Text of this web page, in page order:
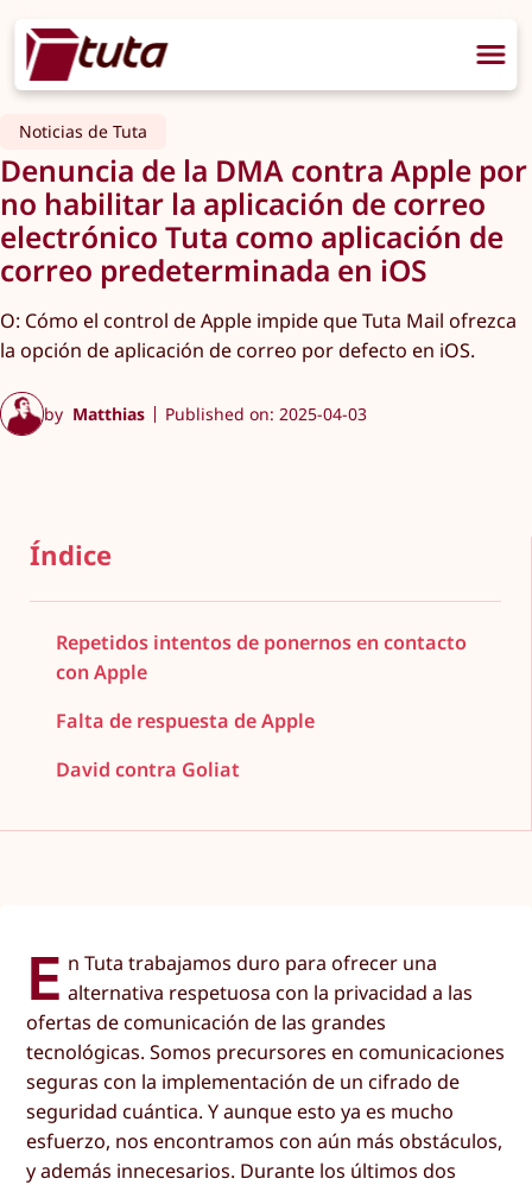
Noticias de Tuta
Denuncia de la DMA contra Apple por
no habilitar la aplicación de correo
electrónico Tuta como aplicación de
correo predeterminada en iOS
O: Cómo el control de Apple impide que Tuta Mail ofrezca
la opción de aplicación de correo por defecto en iOS.
by Matthias Published on: 2025-04-03
Índice
Repetidos intentos de ponernos en contacto
con Apple
Falta de respuesta de Apple
David contra Goliat
E n Tuta trabajamos duro para ofrecer una
alternativa respetuosa con la privacidad a las
ofertas de comunicación de las grandes
tecnológicas. Somos precursores en comunicaciones
seguras con la implementación de un cifrado de
seguridad cuántica. Y aunque esto ya es mucho
esfuerzo, nos encontramos con aún más obstáculos,
y además innecesarios. Durante los últimos dos